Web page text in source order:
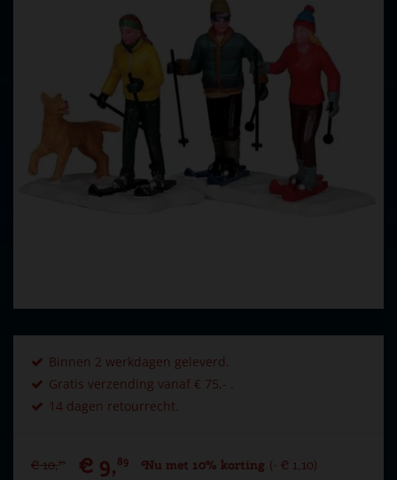
Binnen 2 werkdagen geleverd.
Gratis verzending vanaf € 75,- .
14 dagen retourrecht.
€ 10,99 € 9,89 Nu met 10% korting € 1,10